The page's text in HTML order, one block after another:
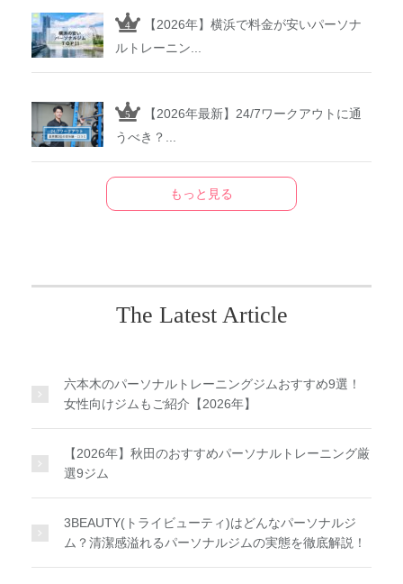
【2026年】横浜で料金が安いパーソナ
ルトレーニン...
【2026年最新】24/7ワークアウトに通
うべき？...
もっと見る
The Latest Article
六本木のパーソナルトレーニングジムおすすめ9選！
女性向けジムもご紹介【2026年】
【2026年】秋田のおすすめパーソナルトレーニング厳
選9ジム
3BEAUTY(トライビューティ)はどんなパーソナルジ
ム？清潔感溢れるパーソナルジムの実態を徹底解説！